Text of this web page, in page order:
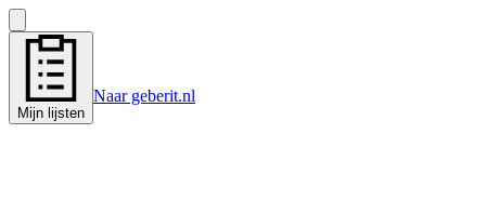
Mijn lijsten
Naar geberit.nl